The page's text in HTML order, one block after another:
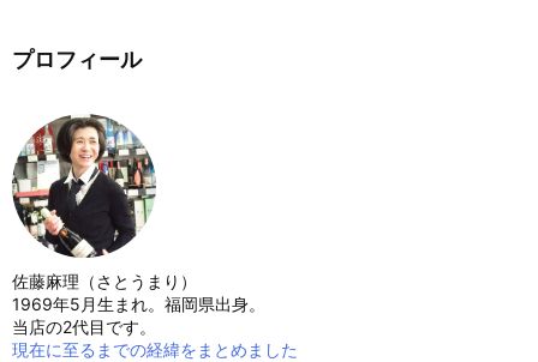
プロフィール
佐藤麻理（さとうまり）
1969年5月生まれ。福岡県出身。
当店の2代目です。
現在に至るまでの経緯をまとめました